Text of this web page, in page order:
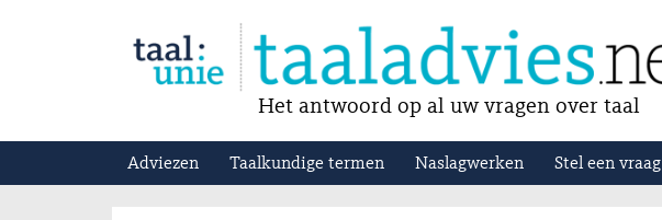
Het antwoord op al uw vragen over taal
Adviezen Taalkundige termen Naslagwerken Stel een vraag